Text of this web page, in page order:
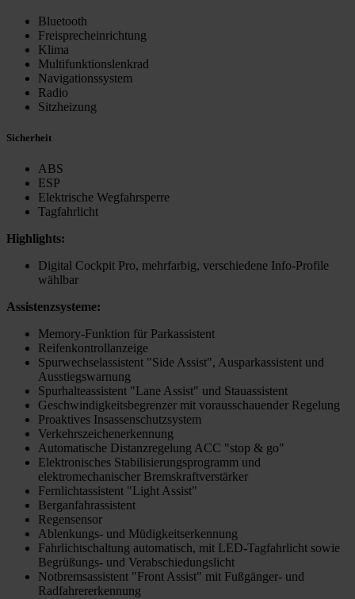
Bluetooth
Freisprecheinrichtung
Klima
Multifunktionslenkrad
Navigationssystem
Radio
Sitzheizung
Sicherheit
ABS
ESP
Elektrische Wegfahrsperre
Tagfahrlicht
Highlights:
Digital Cockpit Pro, mehrfarbig, verschiedene Info-Profile
wählbar
Assistenzsysteme:
Memory-Funktion für Parkassistent
Reifenkontrollanzeige
Spurwechselassistent "Side Assist", Ausparkassistent und
Ausstiegswarnung
Spurhalteassistent "Lane Assist" und Stauassistent
Geschwindigkeitsbegrenzer mit vorausschauender Regelung
Proaktives Insassenschutzsystem
Verkehrszeichenerkennung
Automatische Distanzregelung ACC "stop & go"
Elektronisches Stabilisierungsprogramm und
elektromechanischer Bremskraftverstärker
Fernlichtassistent "Light Assist"
Berganfahrassistent
Regensensor
Ablenkungs- und Müdigkeitserkennung
Fahrlichtschaltung automatisch, mit LED-Tagfahrlicht sowie
Begrüßungs- und Verabschiedungslicht
Notbremsassistent "Front Assist" mit Fußgänger- und
Radfahrererkennung